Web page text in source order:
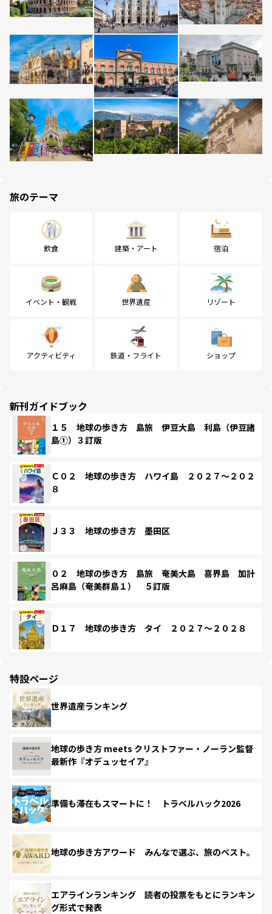
旅のテーマ
飲食 建築・アート 宿泊
イベント・観戦 世界遺産 リゾート
アクティビティ 鉄道・フライト ショップ
新刊ガイドブック
１５ 地球の歩き方 島旅 伊豆大島 利島（伊豆諸
島①）３訂版
Ｃ０２ 地球の歩き方 ハワイ島 ２０２７～２０２
８
Ｊ３３ 地球の歩き方 墨田区
０２ 地球の歩き方 島旅 奄美大島 喜界島 加計
呂麻島（奄美群島１） ５訂版
Ｄ１７ 地球の歩き方 タイ ２０２７～２０２８
特設ページ
世界遺産ランキング
地球の歩き方 meets クリストファー・ノーラン監督
最新作『オデュッセイア』
準備も滞在もスマートに！ トラベルハック2026
地球の歩き方アワード みんなで選ぶ、旅のベスト。
エアラインランキング 読者の投票をもとにランキン
グ形式で発表